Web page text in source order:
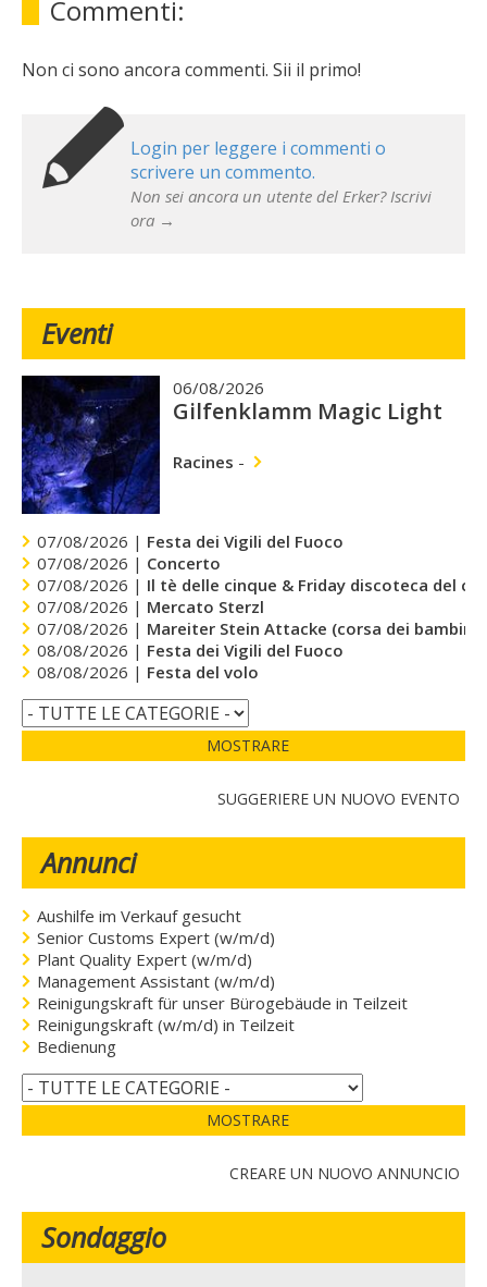
Commenti:
Non ci sono ancora commenti. Sii il primo!
Login per leggere i commenti o
scrivere un commento.
Non sei ancora un utente del Erker? Iscrivi
ora →
Eventi
06/08/2026
Gilfenklamm Magic Light
Racines -
07/08/2026 | Festa dei Vigili del Fuoco
07/08/2026 | Concerto
07/08/2026 | Il tè delle cinque & Friday discoteca del
07/08/2026 | Mercato Sterzl
07/08/2026 | Mareiter Stein Attacke (corsa dei bambini)
08/08/2026 | Festa dei Vigili del Fuoco
08/08/2026 | Festa del volo
MOSTRARE
SUGGERIERE UN NUOVO EVENTO
Annunci
Aushilfe im Verkauf gesucht
Senior Customs Expert (w/m/d)
Plant Quality Expert (w/m/d)
Management Assistant (w/m/d)
Reinigungskraft für unser Bürogebäude in Teilzeit
Reinigungskraft (w/m/d) in Teilzeit
Bedienung
MOSTRARE
CREARE UN NUOVO ANNUNCIO
Sondaggio